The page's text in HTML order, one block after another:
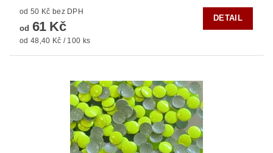
od 50 Kč bez DPH
od 61 Kč
od 48,40 Kč / 100 ks
DETAIL